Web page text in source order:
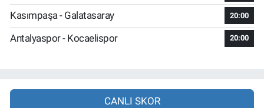
Kasımpaşa - Galatasaray 20:00
Antalyaspor - Kocaelispor 20:00
CANLI SKOR